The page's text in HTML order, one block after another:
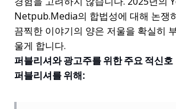
Netpub.Media의 합법성에 대해 논쟁
끔찍한 이야기의 양은 저울을 확실히
울게 합니다.
퍼블리셔와 광고주를 위한 주요 적신호
퍼블리셔를 위해: